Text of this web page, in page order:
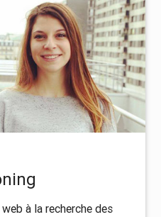
à la recherche des